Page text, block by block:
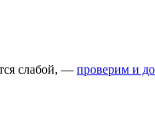
слабой, — проверим и